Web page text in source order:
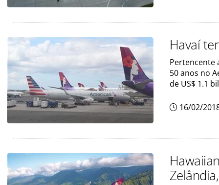
Havaí
Pertencente
50 anos no
de US$ 1.1
16/02/